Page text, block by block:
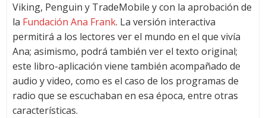
Viking, Penguin y TradeMobile y con la aprobación de
la Fundación Ana Frank. La versión interactiva
permitirá a los lectores ver el mundo en el que vivía
Ana; asimismo, podrá también ver el texto original;
este libro-aplicación viene también acompañado de
audio y video, como es el caso de los programas de
radio que se escuchaban en esa época, entre otras
características.